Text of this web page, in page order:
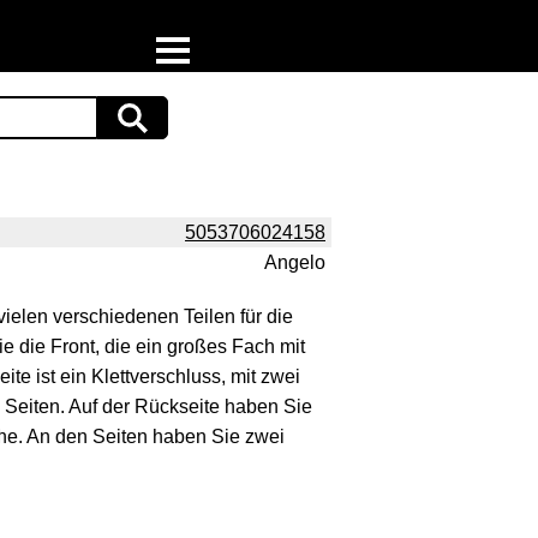
Support & Newsletter
Presse
Datenschutz
Impressum
5053706024158
Angelo
verschiedenen Teilen für die
die Front, die ein großes Fach mit
ist ein Klettverschluss, mit zwei
Auf der Rückseite haben Sie
An den Seiten haben Sie zwei